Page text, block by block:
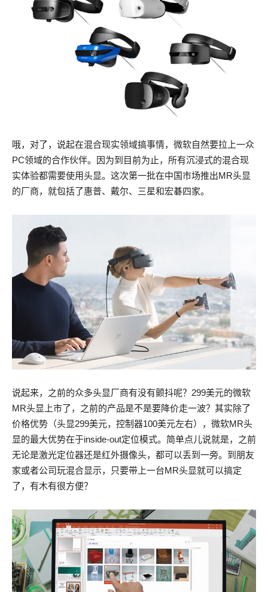
哦，对了，说起在混合现实领域搞事情，微软自然要拉上一众
PC领域的合作伙伴。因为到目前为止，所有沉浸式的混合现
实体验都需要使用头显。这次第一批在中国市场推出MR头显
的厂商，就包括了惠普、戴尔、三星和宏碁四家。
说起来，之前的众多头显厂商有没有颤抖呢？299美元的微软
MR头显上市了，之前的产品是不是要降价走一波？其实除了
价格优势（头显299美元，控制器100美元左右），微软MR头
显的最大优势在于inside-out定位模式。简单点儿说就是，之前
无论是激光定位器还是红外摄像头，都可以丢到一旁。到朋友
家或者公司玩混合显示，只要带上一台MR头显就可以搞定
了，有木有很方便？